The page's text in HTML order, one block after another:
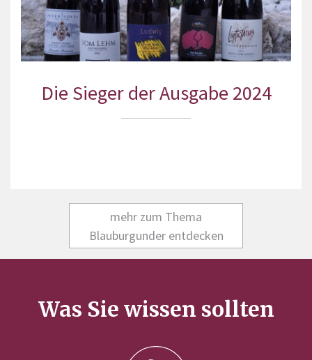
Die Sieger der Ausgabe 2024
mehr zum Thema
Blauburgunder entdecken
Was Sie wissen sollten